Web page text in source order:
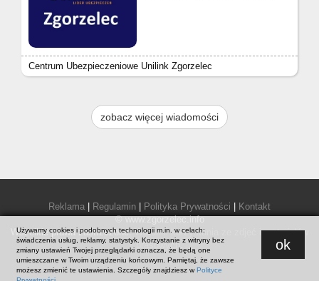
ok
Używamy cookies i podobnych technologii m.in. w celach:
świadczenia usług, reklamy, statystyk. Korzystanie z witryny bez
zmiany ustawień Twojej przeglądarki oznacza, że będą one
umieszczane w Twoim urządzeniu końcowym. Pamiętaj, że zawsze
możesz zmienić te ustawienia. Szczegóły znajdziesz w Polityce
Centrum Ubezpieczeniowe Unilink Zgorzelec
zobacz więcej wiadomości
Reklama Regulamin Polityka Prywatności
Kontakt
© www.zgorzelec.info
Wszelkie prawa zastrzeżone.Warunki korzystania ze zdjęć i materiałów
prasowych .